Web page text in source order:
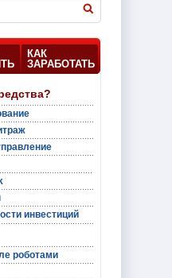
КАК
ЗАРАБОТАТЬ
инвестиций
роботами